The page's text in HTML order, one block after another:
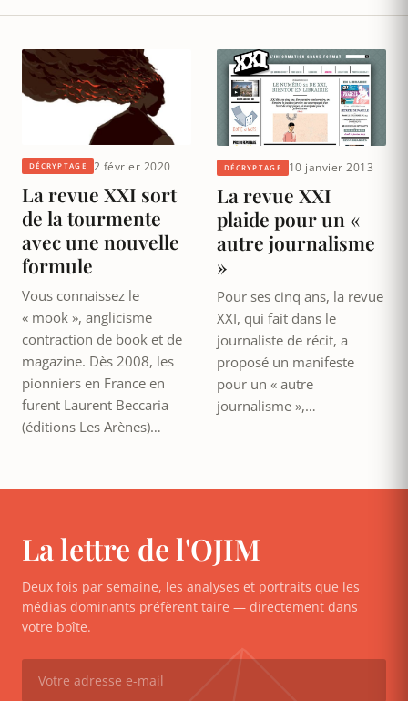
DÉCRYPTAGE 2 février 2020
La revue XXI sort
de la tourmente
avec une nouvelle
formule
Vous connaissez le
« mook », anglicisme
contraction de book et de
magazine. Dès 2008, les
pionniers en France en
furent Laurent Beccaria
(éditions Les Arènes)…
DÉCRYPTAGE 10 janvier 2013
La revue XXI
plaide pour un «
autre journalisme
»
Pour ses cinq ans, la revue
XXI, qui fait dans le
journaliste de récit, a
proposé un manifeste
pour un « autre
journalisme »,…
La lettre de l'OJIM
Deux fois par semaine, les analyses et portraits que les
médias dominants préfèrent taire — directement dans
votre boîte.